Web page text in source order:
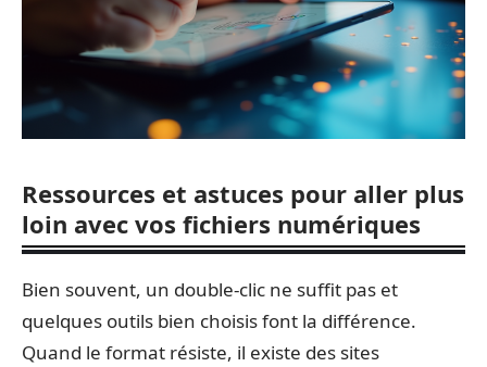
Ressources et astuces pour aller plus
loin avec vos fichiers numériques
Bien souvent, un double-clic ne suffit pas et
quelques outils bien choisis font la différence.
Quand le format résiste, il existe des sites